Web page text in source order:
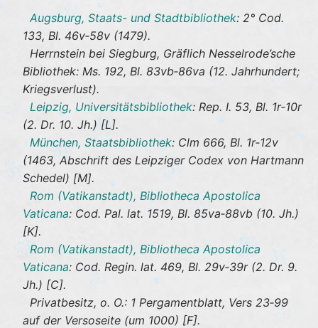
Augsburg, Staats- und Stadtbibliothek: 2° Cod.
133, Bl. 46v‐58v (1479).
Herrnstein bei Siegburg, Gräflich Nesselrode’sche
Bibliothek: Ms. 192, Bl. 83vb‐86va (12. Jahrhundert;
Kriegsverlust).
Leipzig, Universitätsbibliothek: Rep. I. 53, Bl. 1r‐10r
(2. Dr. 10. Jh.) [L].
München, Staatsbibliothek: Clm 666, Bl. 1r‐12v
(1463, Abschrift des Leipziger Codex von Hartmann
Schedel) [M].
Rom (Vatikanstadt), Bibliotheca Apostolica
Vaticana: Cod. Pal. lat. 1519, Bl. 85va‐88vb (10. Jh.)
[K].
Rom (Vatikanstadt), Bibliotheca Apostolica
Vaticana: Cod. Regin. lat. 469, Bl. 29v‐39r (2. Dr. 9.
Jh.) [C].
Privatbesitz, o. O.: 1 Pergamentblatt, Vers 23‐99
auf der Versoseite (um 1000) [F].